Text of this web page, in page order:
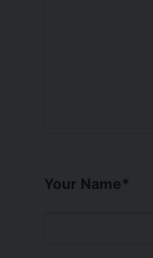
Your Name*